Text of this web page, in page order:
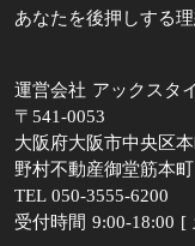
あなたを後押しする
運営会社 アックスタ
〒541-0053
大阪府大阪市中央区
野村不動産御堂筋本
TEL 050-3555-6200
受付時間 9:00-18:00 [